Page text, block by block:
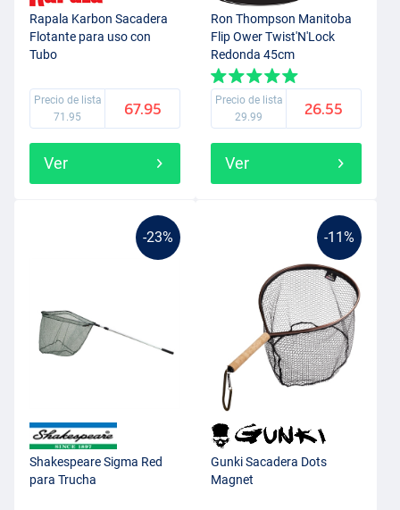
Rapala Karbon Sacadera
Flotante para uso con
Tubo
Precio de lista
71.95
67.95
Ver
Ron Thompson Manitoba
Flip Ower Twist'N'Lock
Redonda 45cm
Precio de lista
29.99
26.55
Ver
-23%
Shakespeare Sigma Red
para Trucha
-11%
Gunki Sacadera Dots
Magnet